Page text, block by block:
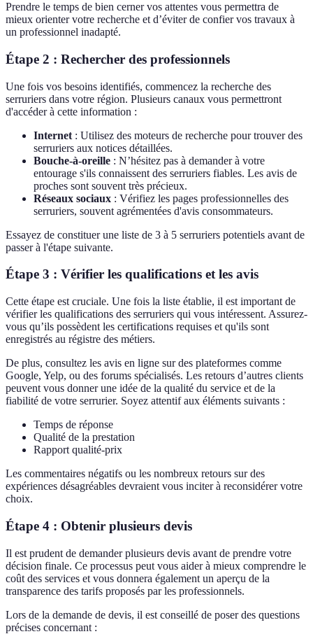
Prendre le temps de bien cerner vos attentes vous permettra de
mieux orienter votre recherche et d’éviter de confier vos travaux à
un professionnel inadapté.
Étape 2 : Rechercher des professionnels
Une fois vos besoins identifiés, commencez la recherche des
serruriers dans votre région. Plusieurs canaux vous permettront
d'accéder à cette information :
Internet : Utilisez des moteurs de recherche pour trouver des
serruriers aux notices détaillées.
Bouche-à-oreille : N’hésitez pas à demander à votre
entourage s'ils connaissent des serruriers fiables. Les avis de
proches sont souvent très précieux.
Réseaux sociaux : Vérifiez les pages professionnelles des
serruriers, souvent agrémentées d'avis consommateurs.
Essayez de constituer une liste de 3 à 5 serruriers potentiels avant de
passer à l'étape suivante.
Étape 3 : Vérifier les qualifications et les avis
Cette étape est cruciale. Une fois la liste établie, il est important de
vérifier les qualifications des serruriers qui vous intéressent. Assurez-
vous qu’ils possèdent les certifications requises et qu'ils sont
enregistrés au régistre des métiers.
De plus, consultez les avis en ligne sur des plateformes comme
Google, Yelp, ou des forums spécialisés. Les retours d’autres clients
peuvent vous donner une idée de la qualité du service et de la
fiabilité de votre serrurier. Soyez attentif aux éléments suivants :
Temps de réponse
Qualité de la prestation
Rapport qualité-prix
Les commentaires négatifs ou les nombreux retours sur des
expériences désagréables devraient vous inciter à reconsidérer votre
choix.
Étape 4 : Obtenir plusieurs devis
Il est prudent de demander plusieurs devis avant de prendre votre
décision finale. Ce processus peut vous aider à mieux comprendre le
coût des services et vous donnera également un aperçu de la
transparence des tarifs proposés par les professionnels.
Lors de la demande de devis, il est conseillé de poser des questions
précises concernant :